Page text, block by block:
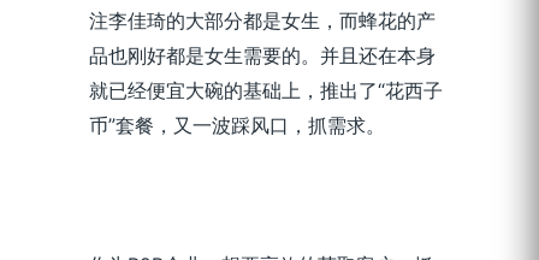
注李佳琦的大部分都是女生，而蜂花的产
品也刚好都是女生需要的。并且还在本身
就已经便宜大碗的基础上，推出了“花西子
币”套餐，又一波踩风口，抓需求。